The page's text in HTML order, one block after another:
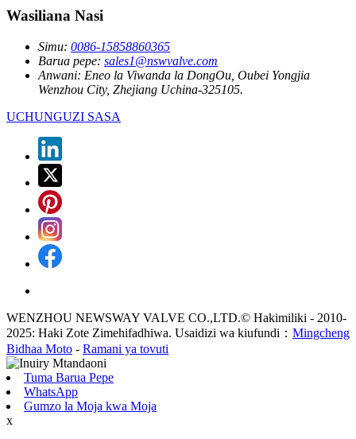
Wasiliana Nasi
Simu: 0086-15858860365
Barua pepe: sales1@nswvalve.com
Anwani: Eneo la Viwanda la DongOu, Oubei Yongjia
Wenzhou City, Zhejiang Uchina-325105.
UCHUNGUZI SASA
WENZHOU NEWSWAY VALVE CO.,LTD.© Hakimiliki - 2010-
2025: Haki Zote Zimehifadhiwa. Usaidizi wa kiufundi： Mingcheng
Bidhaa Moto - Ramani ya tovuti
Tuma Barua Pepe
WhatsApp
Gumzo la Moja kwa Moja
x